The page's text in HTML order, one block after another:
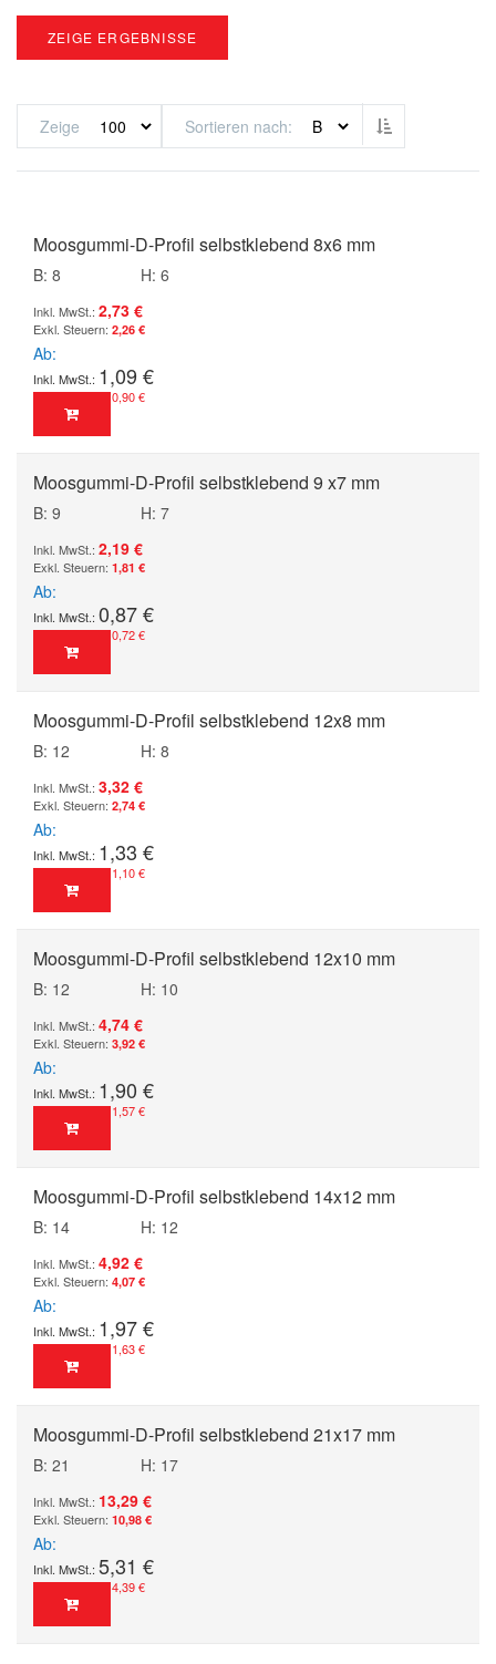
ZEIGE ERGEBNISSE
Zeige Sortieren nach Absteigend
Moosgummi-D-Profil selbstklebend 8x6 mm
B: 8
H: 6
2,73 €
2,26 €
Ab
1,09 €
0,90 €
Moosgummi-D-Profil selbstklebend 9 x7 mm
B: 9
H: 7
2,19 €
1,81 €
Ab
0,87 €
0,72 €
Moosgummi-D-Profil selbstklebend 12x8 mm
B: 12
H: 8
3,32 €
2,74 €
Ab
1,33 €
1,10 €
Moosgummi-D-Profil selbstklebend 12x10 mm
B: 12
H: 10
4,74 €
3,92 €
Ab
1,90 €
1,57 €
Moosgummi-D-Profil selbstklebend 14x12 mm
B: 14
H: 12
4,92 €
4,07 €
Ab
1,97 €
1,63 €
Moosgummi-D-Profil selbstklebend 21x17 mm
B: 21
H: 17
13,29 €
10,98 €
Ab
5,31 €
4,39 €